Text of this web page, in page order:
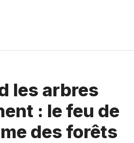
les arbres
: le feu de
des forêts